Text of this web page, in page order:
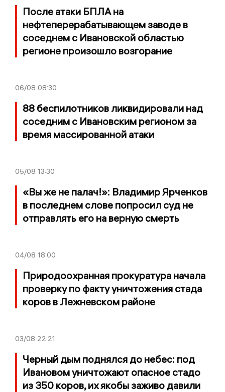
После атаки БПЛА на
нефтеперерабатывающем заводе в
соседнем с Ивановской областью
регионе произошло возгорание
06/08 08:30
88 беспилотников ликвидировали над
соседним с Ивановским регионом за
время массированной атаки
05/08 13:30
«Вы же не палач!»: Владимир Ярченков
в последнем слове попросил суд не
отправлять его на верную смерть
04/08 18:00
Природоохранная прокуратура начала
проверку по факту уничтожения стада
коров в Лежневском районе
03/08 22:21
Черный дым поднялся до небес: под
Ивановом уничтожают опасное стадо
из 350 коров, их якобы заживо давили